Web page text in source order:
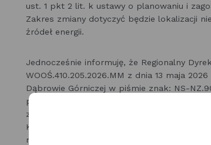
ust. 1 pkt 2 lit. k ustawy o planowaniu i
Zakres zmiany dotyczyć będzie lokalizacji
źródeł energii.
Jednocześnie informuję, że Regionalny
WOOŚ.410.205.2026.MM z dnia 13 maja
Dąbrowie Górniczej w piśmie znak: NS-
przeprowadzenia strategicznej oceny
zagospodarowania przestrzennego miasta
Koksowniczej, Zakawie, Składowej,
nie ma obowiązku przeprowadzenia